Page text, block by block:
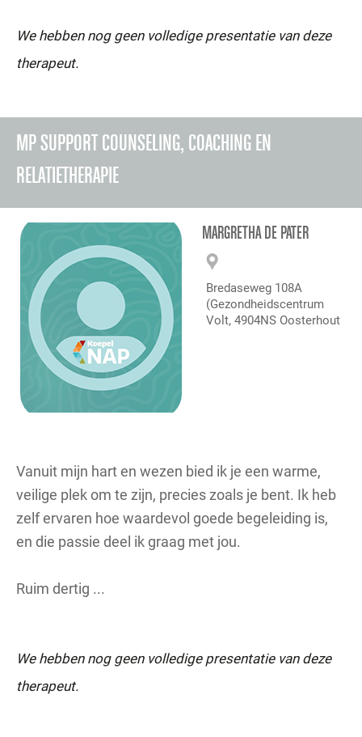
We hebben nog geen volledige presentatie van deze
therapeut.
MP SUPPORT COUNSELING, COACHING EN
RELATIETHERAPIE
MARGRETHA DE PATER
Bredaseweg 108A
(Gezondheidscentrum
Volt, 4904NS Oosterhout
Vanuit mijn hart en wezen bied ik je een warme,
veilige plek om te zijn, precies zoals je bent. Ik heb
zelf ervaren hoe waardevol goede begeleiding is,
en die passie deel ik graag met jou.
Ruim dertig ...
We hebben nog geen volledige presentatie van deze
therapeut.